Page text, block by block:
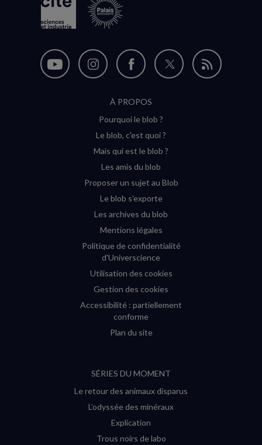
Nous
Nous
Instagram
(nouvelle
Nous
sur
Facebook
(nouvelle
Nous
Flux
À PROPOS
Pourquoi le blob ?
Le blob, c'est quoi ?
Mais qui est le blob ?
Les amis du blob
Proposer un sujet au Blob
Le blob s'exporte
Les archives du blob
Mentions légales
Politique de confidentialité
d'Universcience
Utilisation des cookies
Gestion des cookies
Accessibilité : partiellement
conforme
Plan du site
SÉRIES DU MOMENT
Le retour des animaux disparus
L’odyssée des minéraux
Explication
Trous noirs de labo